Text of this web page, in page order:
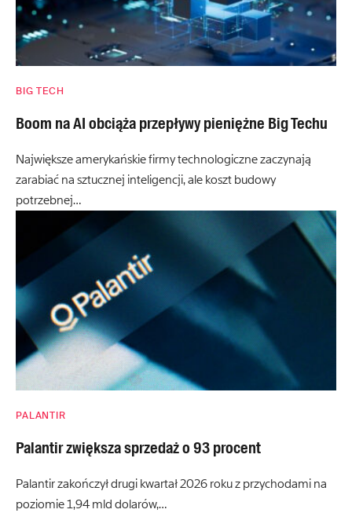
BIG TECH
Boom na AI obciąża przepływy pieniężne Big Techu
Największe amerykańskie firmy technologiczne zaczynają
zarabiać na sztucznej inteligencji, ale koszt budowy
potrzebnej…
PALANTIR
Palantir zwiększa sprzedaż o 93 procent
Palantir zakończył drugi kwartał 2026 roku z przychodami na
poziomie 1,94 mld dolarów,…